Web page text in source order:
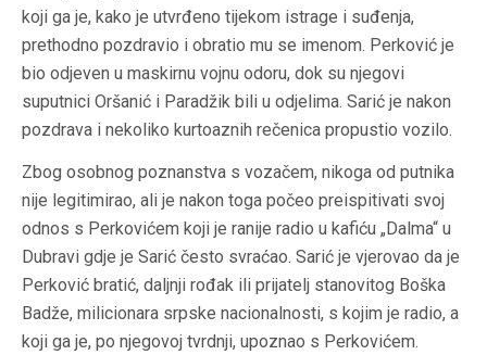
koji ga je, kako je utvrđeno tijekom istrage i suđenja,
prethodno pozdravio i obratio mu se imenom. Perković je
bio odjeven u maskirnu vojnu odoru, dok su njegovi
suputnici Oršanić i Paradžik bili u odjelima. Sarić je nakon
pozdrava i nekoliko kurtoaznih rečenica propustio vozilo.
Zbog osobnog poznanstva s vozačem, nikoga od putnika
nije legitimirao, ali je nakon toga počeo preispitivati svoj
odnos s Perkovićem koji je ranije radio u kafiću „Dalma“ u
Dubravi gdje je Sarić često svraćao. Sarić je vjerovao da je
Perković bratić, daljnji rođak ili prijatelj stanovitog Boška
Badže, milicionara srpske nacionalnosti, s kojim je radio, a
koji ga je, po njegovoj tvrdnji, upoznao s Perkovićem.